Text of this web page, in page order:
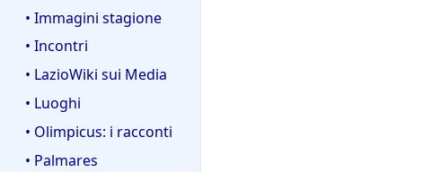
• Immagini stagione
• Incontri
• LazioWiki sui Media
• Luoghi
• Olimpicus: i racconti
• Palmares